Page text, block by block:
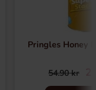
Pringles Honey
54.90 kr